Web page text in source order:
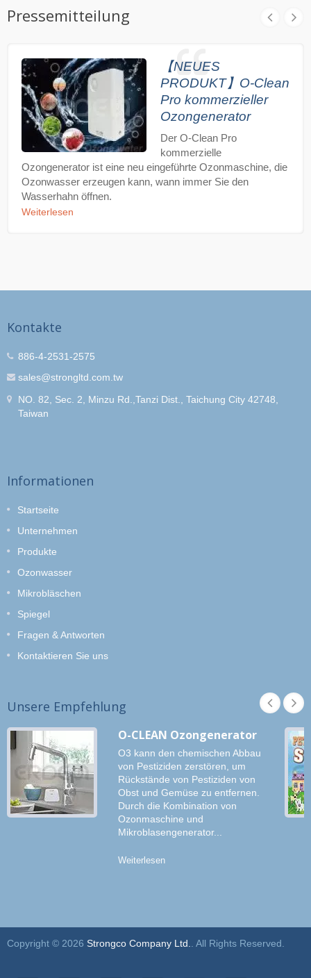
Pressemitteilung
【NEUES
PRODUKT】O-Clean
Pro kommerzieller
Ozongenerator
Der O-Clean Pro
kommerzielle
Ozongenerator ist eine neu eingeführte Ozonmaschine, die
Ozonwasser erzeugen kann, wann immer Sie den
Wasserhahn öffnen.
Weiterlesen
Kontakte
886-4-2531-2575
sales@strongltd.com.tw
NO. 82, Sec. 2, Minzu Rd.,Tanzi Dist., Taichung City 42748,
Taiwan
Informationen
Startseite
Unternehmen
Produkte
Ozonwasser
Mikrobläschen
Spiegel
Fragen & Antworten
Kontaktieren Sie uns
Unsere Empfehlung
O-CLEAN Ozongenerator
O3 kann den chemischen Abbau
von Pestiziden zerstören, um
Rückstände von Pestiziden von
Obst und Gemüse zu entfernen.
Durch die Kombination von
Ozonmaschine und
Mikroblasengenerator...
Weiterlesen
Copyright © 2026 Strongco Company Ltd. . All Rights Reserved.